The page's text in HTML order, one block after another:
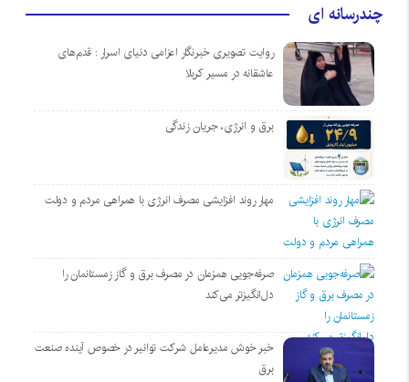
چندرسانه ای
روایت تصویری خبرنگار اعزامی دنیای اسرار : قدم‌های
عاشقانه در مسیر کربلا
برق و انرژی، جریان زندگی
مهار روند افزایشی مصرف انرژی با همراهی مردم و دولت
صرفه‌جویی همزمان در مصرف برق و گاز زمستانمان را
دل‌انگیزتر می‌کند
خبر خوش مدیرعامل شرکت توانیر در خصوص آینده صنعت
برق